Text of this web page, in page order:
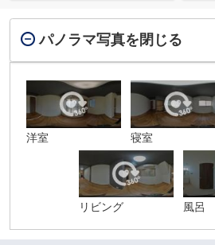
パノラマ写真を閉じる
洋室 寝室
リビング 風呂